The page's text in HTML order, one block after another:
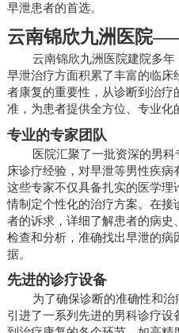
早泄患者的首选。
云南锦欣九洲医院
云南锦欣九洲医院建院多
早泄治疗方面积累了丰富的临床
者康复的重要性，从诊断到治
准，为患者提供全方位、专业化
专业的专家团队
医院汇聚了一批资深的男
床诊疗经验，对早泄等男性疾病
这些专家不仅具备扎实的医学
情制定个性化的治疗方案。在接
者的诉求，详细了解患者的病
检查和分析，准确找出早泄的病
据。
先进的诊疗设备
为了确保诊断的准确性和
引进了一系列先进的男科诊疗设